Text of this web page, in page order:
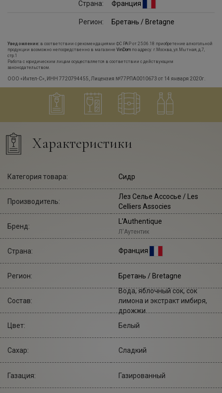
Страна: Франция
Регион: Бретань / Bretagne
Уведомление: в соответствии с рекомендациями ФС РАР от 25.06.18 приобретение алкогольной
продукции возможно непосредственно в магазине VinDom по адресу: г.Москва, ул.Мытная, д.7,
стр.1
Работа с юридическим лицам осуществляется в соответствии с действующим
законодательством.
ООО «Интел-С», ИНН 7720794455, Лицензия №77РПА0010673 от 14 января 2020г.
Характеристики
Категория товара: Сидр
Производитель:
Лез Селье Ассосье / Les
Celliers Associes
Бренд:
L'Authentique
Л'Аутентик
Страна: Франция
Регион: Бретань / Bretagne
Состав:
Вода, яблочный сок, сок
лимона и экстракт имбиря,
дрожжи
Цвет:
Белый
Сахар: Сладкий
Газация: Газированный